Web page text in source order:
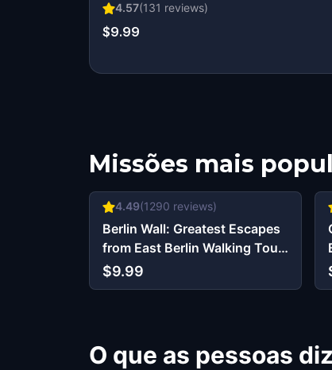
4.57(131 reviews)
$9.99
Missões mais
4.49(1290 reviews)
Berlin Wall: Greatest Escapes
from East Berlin Walking Tour
& Escape Game
$9.99
O que as pessoas